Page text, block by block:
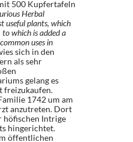
500 Kupfertafeln
Herbal
useful plants, which
which is added a
uses in
sich in den
als sehr
gelang es
freizukaufen.
1742 um am
anzutreten. Dort
höfischen Intrige
hingerichtet.
öffentlichen